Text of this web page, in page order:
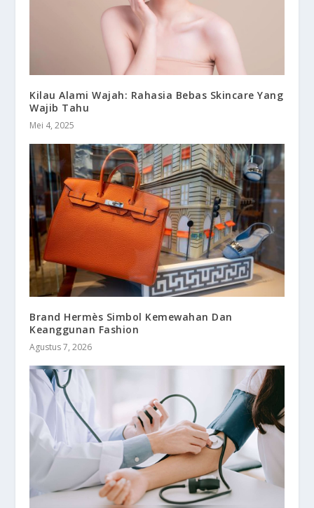
Kilau Alami Wajah: Rahasia Bebas Skincare Yang
Wajib Tahu
Mei 4, 2025
Brand Hermès Simbol Kemewahan Dan
Keanggunan Fashion
Agustus 7, 2026